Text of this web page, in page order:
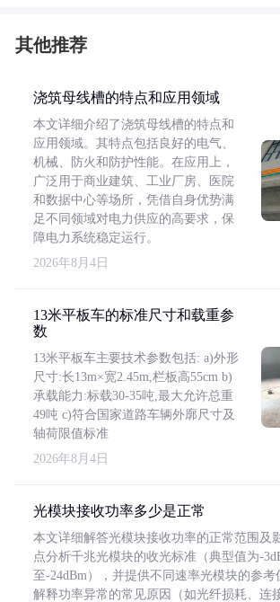
其他推荐
浇筑母线槽的特点和应用领域
本文详细介绍了浇筑母线槽的特点和
应用领域。其特点包括良好的电气、
机械、防火和防护性能。在应用上，
广泛用于商业建筑、工业厂房、医院
和数据中心等场所，凭借自身优势满
足不同领域对电力供应的高要求，保
障电力系统稳定运行。
2026年8月4日
13米平板车的标准尺寸和载重参
数
13米平板车主要技术参数包括: a)外形
尺寸:长13m×宽2.45m,栏板高55cm b)
承载能力:标载30-35吨,最大允许总重
49吨 c)符合国家道路车辆外廓尺寸及
轴荷限值标准
2026年8月4日
光模块接收功率多少是正常
本文详细解答光模块接收功率的正常范围及
点分析千兆光模块的收光标准（典型值为-
至-24dBm），并提供不同速率光模块的参
解释功率异常的常见原因（如光纤损耗、连